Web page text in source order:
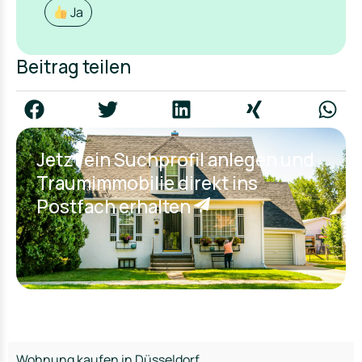
Ja
Beitrag teilen
Jetzt ein Suchprofil anlegen und
Traumimmobilie direkt ins
Postfach erhalten